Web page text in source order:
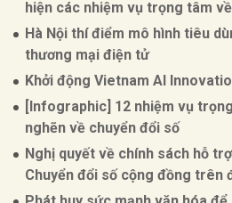
hiện các nhiệm vụ trọng tâm
Hà Nội thí điểm mô hình tiêu
thương mại điện tử
Khởi động Vietnam AI
[Infographic] 12 nhiệm vụ
nghẽn về chuyển đổi số
Nghị quyết về chính sách hỗ
Chuyển đổi số cộng đồng trên